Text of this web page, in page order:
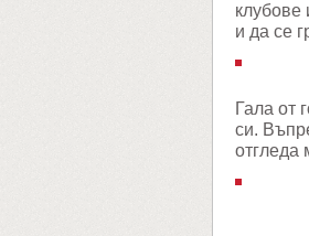
клубове
и да се
Гала от
си.
отгледа